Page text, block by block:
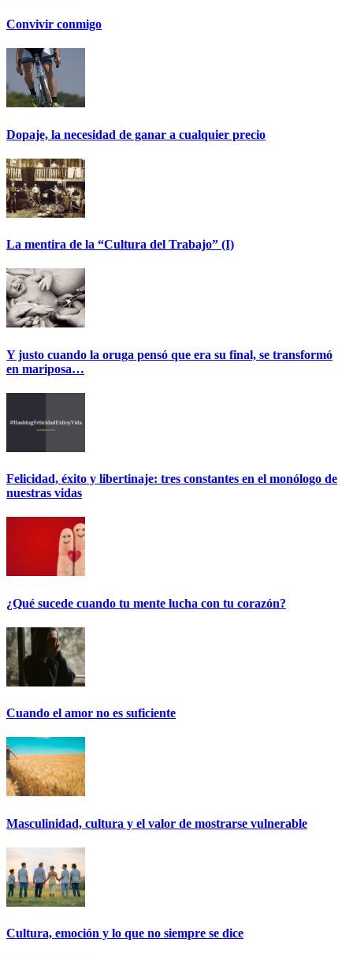
Convivir conmigo
Dopaje, la necesidad de ganar a cualquier precio
La mentira de la “Cultura del Trabajo” (I)
Y justo cuando la oruga pensó que era su final, se transformó
en mariposa…
Felicidad, éxito y libertinaje: tres constantes en el monólogo de
nuestras vidas
¿Qué sucede cuando tu mente lucha con tu corazón?
Cuando el amor no es suficiente
Masculinidad, cultura y el valor de mostrarse vulnerable
Cultura, emoción y lo que no siempre se dice